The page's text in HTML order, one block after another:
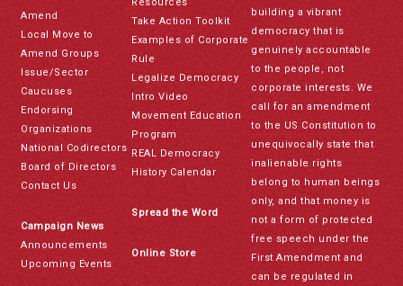
Amend
Local Move to
Amend Groups
Issue/Sector
Caucuses
Endorsing
Organizations
National Codirectors
Board of Directors
Contact Us
Campaign News
Announcements
Upcoming Events
Take Action Toolkit
Examples of Corporate
Rule
Legalize Democracy
Intro Video
Movement Education
Program
REAL Democracy
History Calendar
Spread the Word
Online Store
building a vibrant
democracy that is
genuinely accountable
to the people, not
corporate interests. We
call for an amendment
to the US Constitution to
unequivocally state that
inalienable rights
belong to human beings
only, and that money is
not a form of protected
free speech under the
First Amendment and
can be regulated in